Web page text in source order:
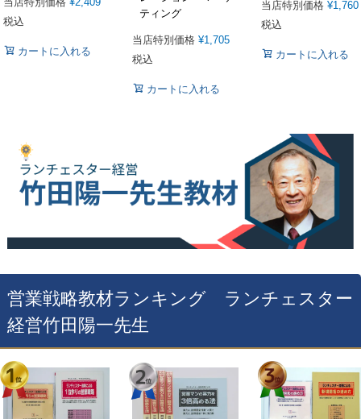
税込
カートに入れる
ティング
当店特別価格 ¥1,705
税込
カートに入れる
当店特別価格 ¥1,760
税込
カートに入れる
営業戦略教材ランキング ランチェスター
経営竹田陽一先生